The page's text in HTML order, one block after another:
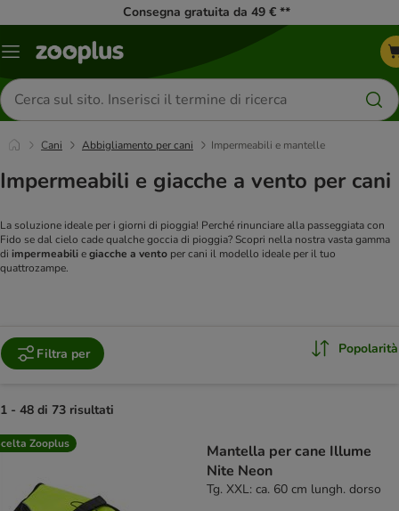
Consegna gratuita da 49 € **
Overview
Cerca
prodotti
Cani Abbigliamento per cani Impermeabili e mantelle
Impermeabili e giacche a vento per cani
La soluzione ideale per i giorni di pioggia! Perché rinunciare alla passeggiata con
Fido se dal cielo cade qualche goccia di pioggia? Scopri nella nostra vasta gamma
di impermeabiliegiacche a vento per cani il modello ideale per il tuo
quattrozampe.
Filtra per Popolarità
1 - 48 di 73 risultati
product items have been changed
Zooplus
Mantella per cane Illume
Nite Neon
Tg. XXL: ca. 60 cm lungh. dorso